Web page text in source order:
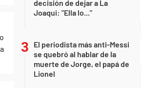
decisión de dejar a La
Joaqui: "Ella lo..."
El periodista más anti-Messi
se quebró al hablar de la
muerte de Jorge, el papá de
Lionel